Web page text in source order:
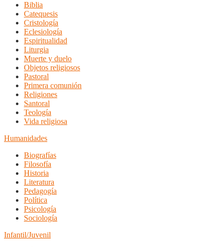
Biblia
Catequesis
Cristología
Eclesiología
Espiritualidad
Liturgia
Muerte y duelo
Objetos religiosos
Pastoral
Primera comunión
Religiones
Santoral
Teología
Vida religiosa
Humanidades
Biografías
Filosofía
Historia
Literatura
Pedagogía
Política
Psicología
Sociología
Infantil/Juvenil